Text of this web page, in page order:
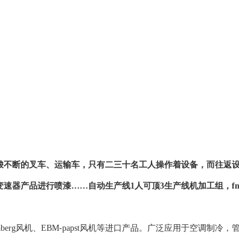
的叉车、运输车，只有二三十名工人操作着设备，而往返
器产品进行喷漆……自动生产线1人可顶3生产线机加工组，
风机、EBM-papst风机等进口产品。广泛应用于空调制冷，